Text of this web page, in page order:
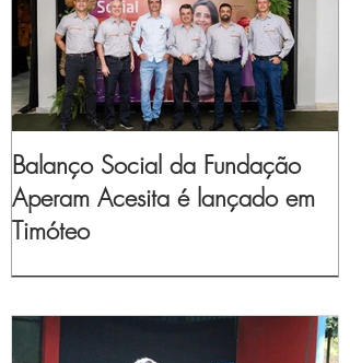
Balanço Social da Fundação
Aperam Acesita é lançado em
Timóteo